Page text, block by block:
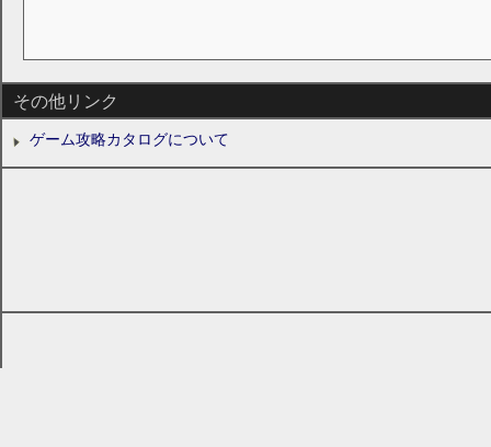
その他リンク
ゲーム攻略カタログについて